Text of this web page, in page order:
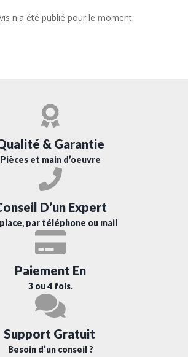
n'a été publié pour le moment.
& Garantie
Pièces et main d’oeuvre
D’un Expert
par téléphone ou mail
Paiement En
3 ou 4 fois.
Support Gratuit
Besoin d’un conseil ?